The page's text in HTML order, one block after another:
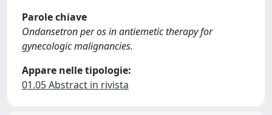
Parole chiave
Ondansetron per os in antiemetic therapy for
gynecologic malignancies.
Appare nelle tipologie:
01.05 Abstract in rivista